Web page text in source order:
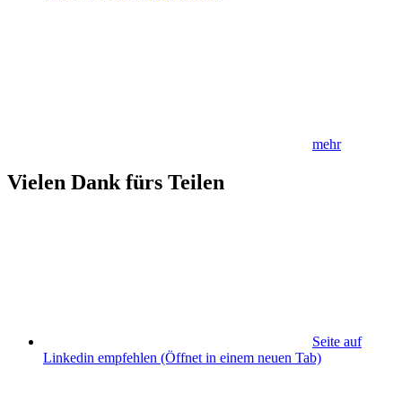
mehr
Vielen Dank fürs Teilen
Seite auf
Linkedin empfehlen (Öffnet in einem neuen Tab)